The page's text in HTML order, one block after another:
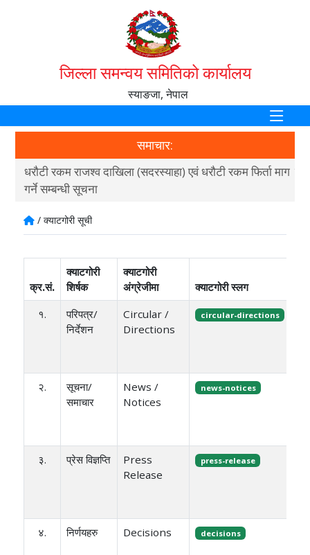
जिल्ला समन्वय समितिको कार्यालय
स्याङजा, नेपाल
समाचार:
धरौटी रकम राजश्व दाखिला (सदरस्याहा) एवं धरौटी रकम फिर्ता माग
गर्ने सम्बन्धी सूचना
/ क्याटगोरी सूची
क्र.सं.
क्याटगोरी
शिर्षक
क्याटगोरी
अंग्रेजीमा
क्याटगोरी स्लग
१.
परिपत्र/
निर्देशन
Circular /
Directions
circular-directions
२.
सूचना/
समाचार
News /
Notices
news-notices
३. प्रेस विज्ञप्ति
Press
Release
press-release
४. निर्णयहरु Decisions decisions